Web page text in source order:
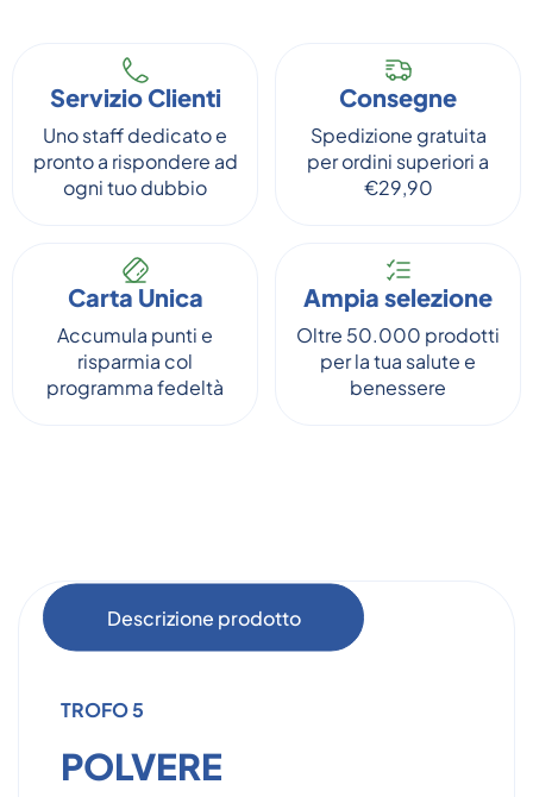
Servizio Clienti
Uno staff dedicato e
pronto a rispondere ad
ogni tuo dubbio
Consegne
Spedizione gratuita
per ordini superiori a
€29,90
Carta Unica
Accumula punti e
risparmia col
programma fedeltà
Ampia selezione
Oltre 50.000 prodotti
per la tua salute e
benessere
Descrizione prodotto
TROFO 5
POLVERE